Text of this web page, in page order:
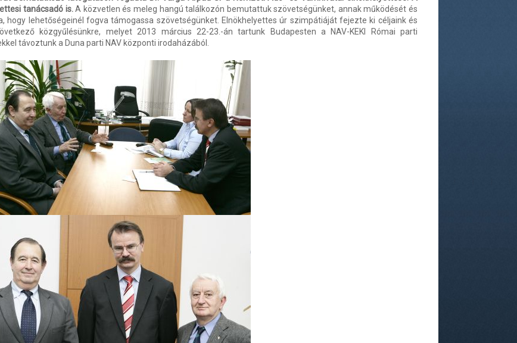
tanácsadó is.A közvetlen és meleg hangú találkozón bemutattuk szövetségünket, annak működését és
hogy lehetőségeinél fogva támogassa szövetségünket. Elnökhelyettes úr szimpátiáját fejezte ki céljaink és
közgyűlésünkre, melyet 2013 március 22-23.-án tartunk Budapesten a NAV-KEKI Római parti
távoztunk a Duna parti NAV központi irodaházából.